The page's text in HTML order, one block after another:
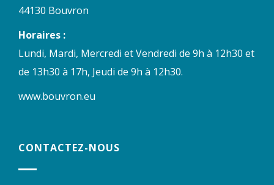
44130 Bouvron
Horaires :
Lundi, Mardi, Mercredi et Vendredi de 9h à 12h30 et
de 13h30 à 17h, Jeudi de 9h à 12h30.
www.bouvron.eu
CONTACTEZ-NOUS